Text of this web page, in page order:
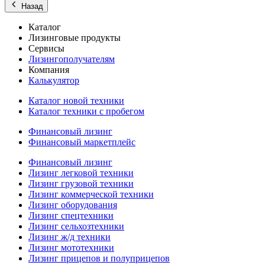
Назад
Каталог
Лизинговые продукты
Сервисы
Лизингополучателям
Компания
Калькулятор
Каталог новой техники
Каталог техники с пробегом
Финансовый лизинг
Финансовый маркетплейс
Финансовый лизинг
Лизинг легковой техники
Лизинг грузовой техники
Лизинг коммерческой техники
Лизинг оборудования
Лизинг спецтехники
Лизинг сельхозтехники
Лизинг ж/д техники
Лизинг мототехники
Лизинг прицепов и полуприцепов